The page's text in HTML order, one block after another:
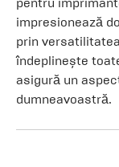
impresionează
prin
îndeplinește
asigură un
dumneavoastră.